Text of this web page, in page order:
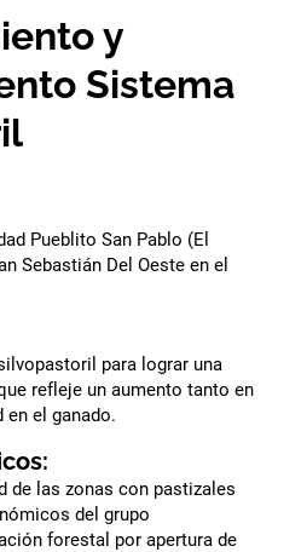
y
Sistema
Pueblito San Pablo (El
Sebastián Del Oeste en el
para lograr una
refleje un aumento tanto en
el ganado.
de las zonas con pastizales
del grupo
forestal por apertura de